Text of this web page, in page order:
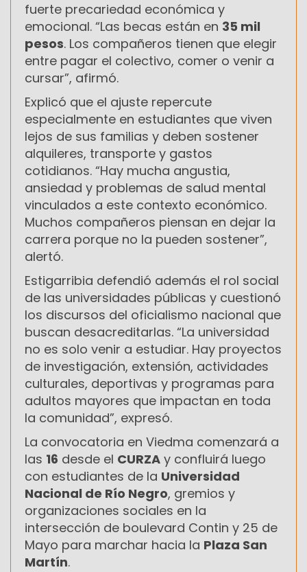
fuerte precariedad económica y
emocional. “Las becas están en 35 mil
pesos. Los compañeros tienen que elegir
entre pagar el colectivo, comer o venir a
cursar”, afirmó.
Explicó que el ajuste repercute
especialmente en estudiantes que viven
lejos de sus familias y deben sostener
alquileres, transporte y gastos
cotidianos. “Hay mucha angustia,
ansiedad y problemas de salud mental
vinculados a este contexto económico.
Muchos compañeros piensan en dejar la
carrera porque no la pueden sostener”,
alertó.
Estigarribia defendió además el rol social
de las universidades públicas y cuestionó
los discursos del oficialismo nacional que
buscan desacreditarlas. “La universidad
no es solo venir a estudiar. Hay proyectos
de investigación, extensión, actividades
culturales, deportivas y programas para
adultos mayores que impactan en toda
la comunidad”, expresó.
La convocatoria en Viedma comenzará a
las 16 desde el CURZA y confluirá luego
con estudiantes de la Universidad
Nacional de Río Negro, gremios y
organizaciones sociales en la
intersección de boulevard Contin y 25 de
Mayo para marchar hacia la Plaza San
Martín.